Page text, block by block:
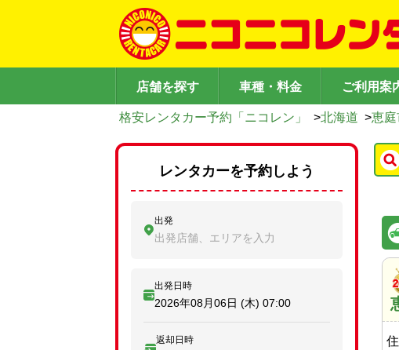
店舗を探す 車種・料金 ご利用案
格安レンタカー予約「ニコレン」 >北海道 >恵庭
レンタカーを予約しよう
出発
出発店舗、エリアを入力
出発日時
2026年08月06日 (木) 07:00
返却日時